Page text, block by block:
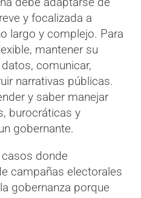
y focalizada a
largo y complejo. Para
mantener su
comunicar,
narrativas públicas.
y saber manejar
burocráticas y
gobernante.
donde
campañas electorales
gobernanza porque